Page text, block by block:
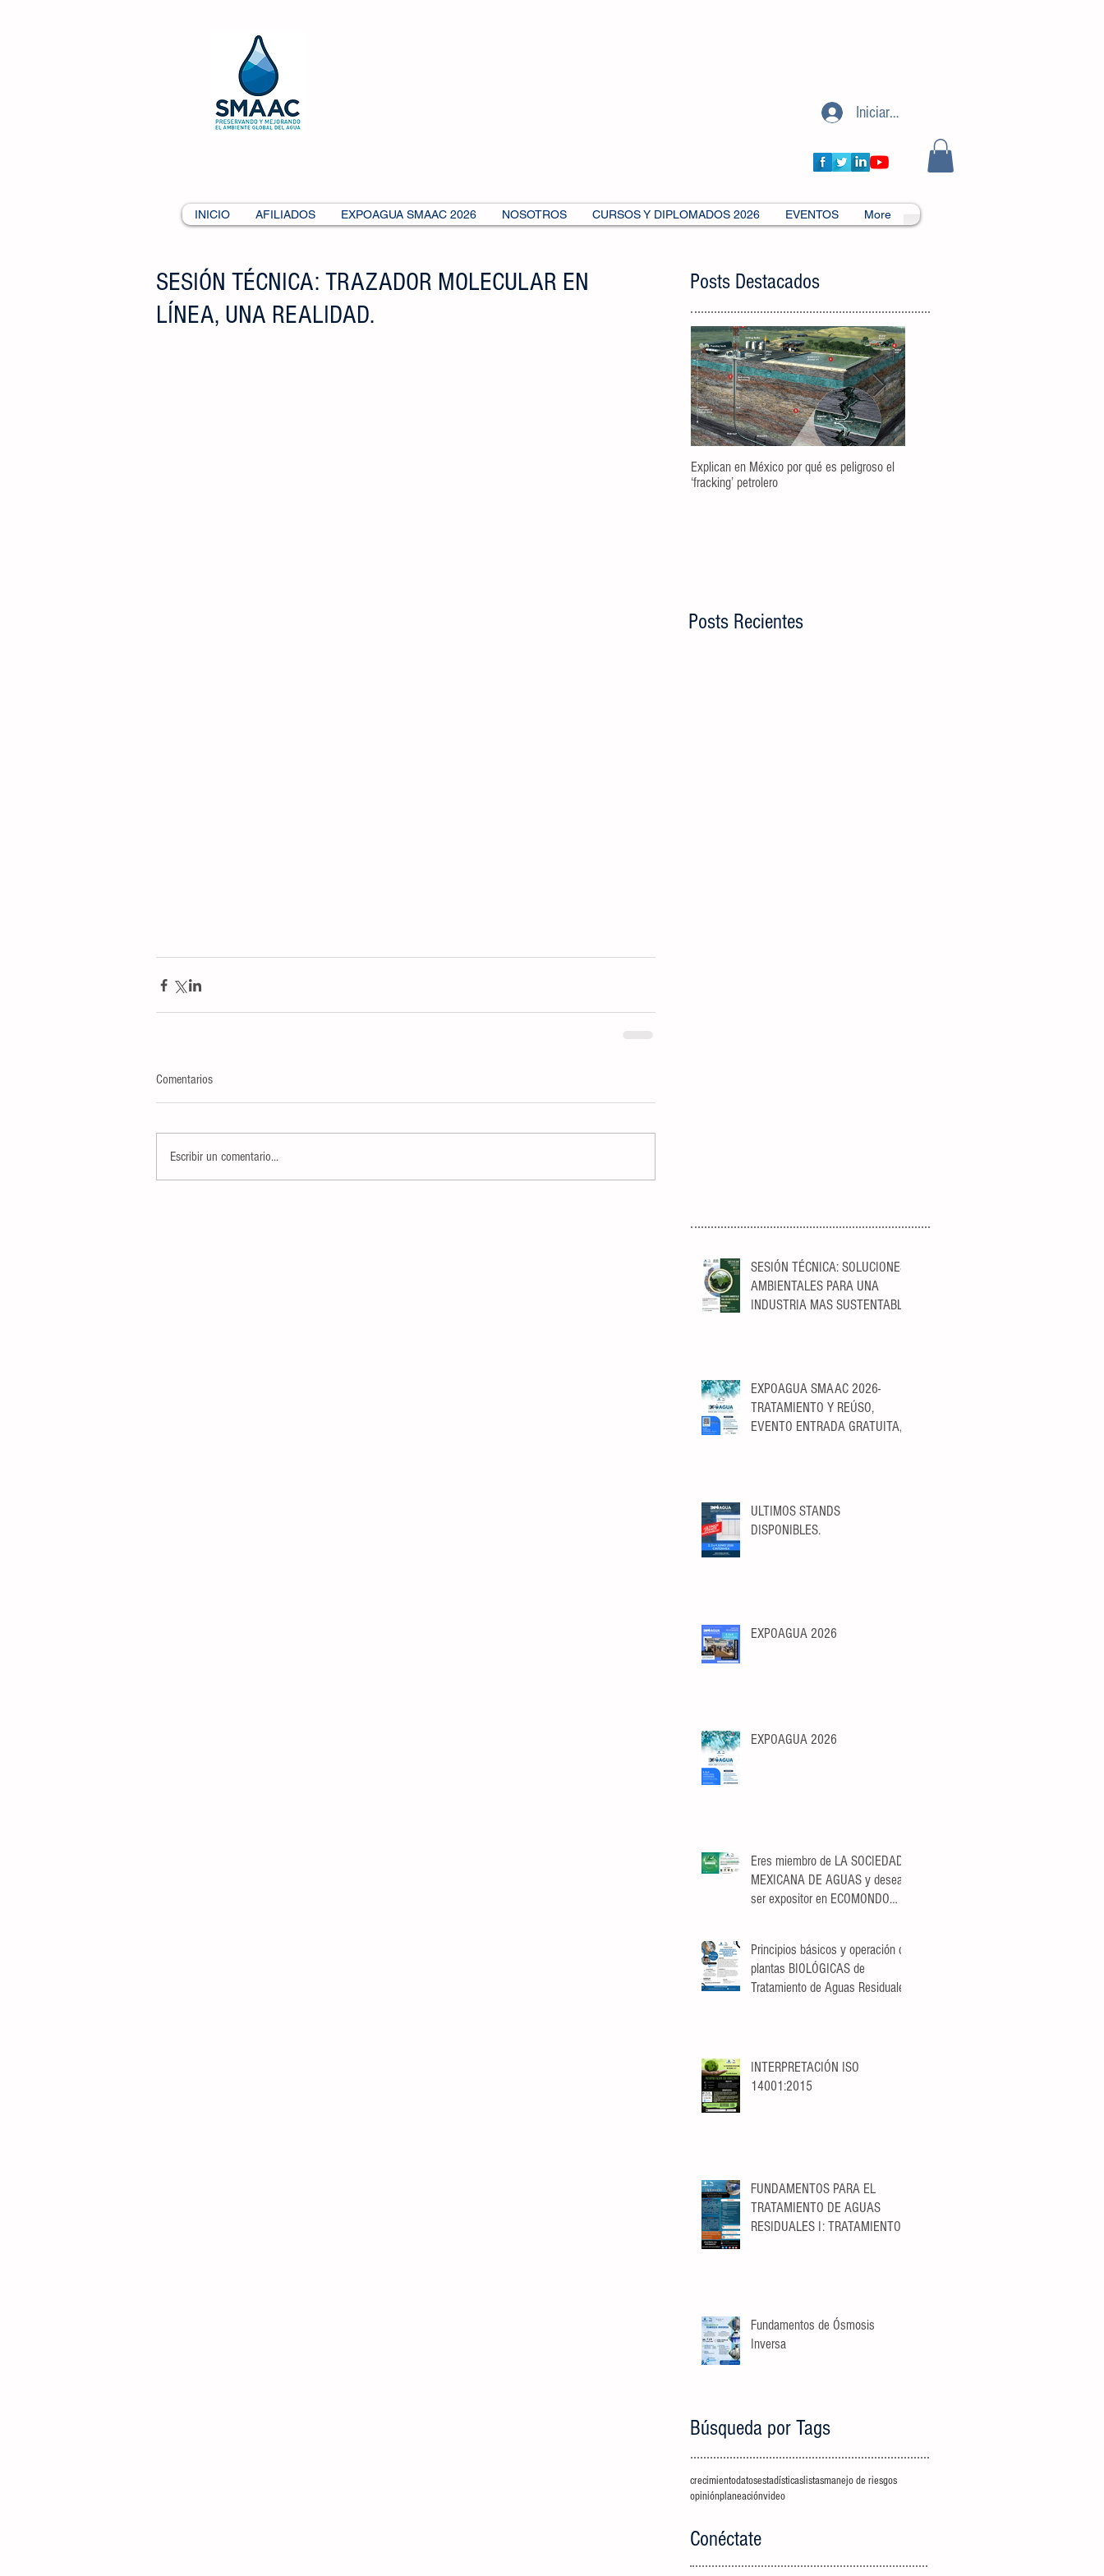
Iniciar sesión
INICIO AFILIADOS EXPOAGUA SMAAC 2026 NOSOTROS CURSOS Y DIPLOMADOS 2026 EVENTOS More
SESIÓN TÉCNICA: TRAZADOR MOLECULAR EN
LÍNEA, UNA REALIDAD.
Comentarios
Escribir un comentario...
Posts Destacados
Explican en México por qué es peligroso el
‘fracking’ petrolero
Posts Recientes
SESIÓN TÉCNICA: SOLUCIONES
AMBIENTALES PARA UNA
INDUSTRIA MAS SUSTENTABLE
EXPOAGUA SMAAC 2026-
TRATAMIENTO Y REÚSO,
EVENTO ENTRADA GRATUITA,
ULTIMOS STANDS
DISPONIBLES.
EXPOAGUA 2026
EXPOAGUA 2026
Eres miembro de LA SOCIEDAD
MEXICANA DE AGUAS y deseas
ser expositor en ECOMONDO
Principios básicos y operación de
plantas BIOLÓGICAS de
Tratamiento de Aguas Residuales
INTERPRETACIÓN ISO
14001:2015
FUNDAMENTOS PARA EL
TRATAMIENTO DE AGUAS
RESIDUALES I: TRATAMIENTO
Fundamentos de Ósmosis
Inversa
Búsqueda por Tags
crecimientodatosestadísticaslistasmanejo de riesgos
opiniónplaneaciónvideo
Conéctate